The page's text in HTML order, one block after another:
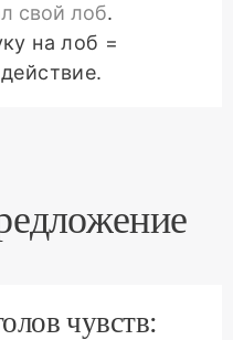
свой лоб.
на лоб =
чувств: